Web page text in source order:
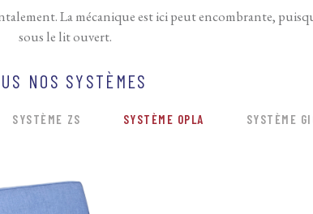
La mécanique est ici peut encombrante,
sous le lit ouvert.
NOS SYSTÈMES
SYSTÈME ZS SYSTÈME OPLA SYSTÈME